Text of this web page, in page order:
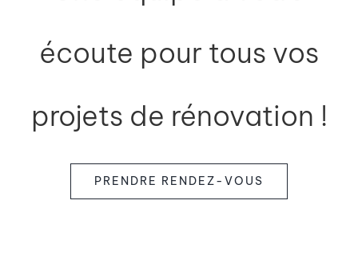
écoute pour tous vos
projets de rénovation !
PRENDRE RENDEZ-VOUS